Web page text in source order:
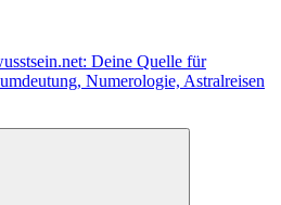
Deine Quelle für
Numerologie, Astralreisen